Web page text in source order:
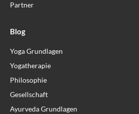
Partner
Blog
Yoga Grundlagen
Yogatherapie
Philosophie
Gesellschaft
Ayurveda Grundlagen